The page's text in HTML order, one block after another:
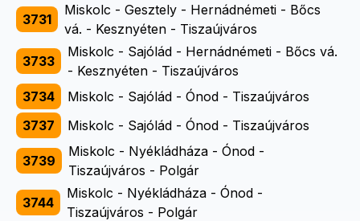
3731
Miskolc - Gesztely - Hernádnémeti - Bőcs
vá. - Kesznyéten - Tiszaújváros
3733
Miskolc - Sajólád - Hernádnémeti - Bőcs vá.
- Kesznyéten - Tiszaújváros
3734
Miskolc - Sajólád - Ónod - Tiszaújváros
3737
Miskolc - Sajólád - Ónod - Tiszaújváros
3739
Miskolc - Nyékládháza - Ónod -
Tiszaújváros - Polgár
3744
Miskolc - Nyékládháza - Ónod -
Tiszaújváros - Polgár